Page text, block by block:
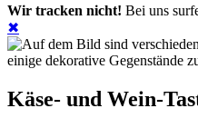
Wir tracken nicht! Bei uns
✖
Käse- und Wein-